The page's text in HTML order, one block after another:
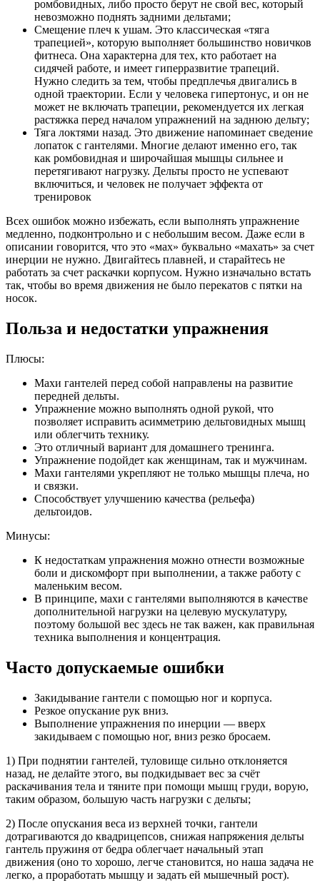
ромбовидных, либо просто берут не свой вес, который
невозможно поднять задними дельтами;
Смещение плеч к ушам. Это классическая «тяга
трапецией», которую выполняет большинство новичков
фитнеса. Она характерна для тех, кто работает на
сидячей работе, и имеет гиперразвитие трапеций.
Нужно следить за тем, чтобы предплечья двигались в
одной траектории. Если у человека гипертонус, и он не
может не включать трапеции, рекомендуется их легкая
растяжка перед началом упражнений на заднюю дельту;
Тяга локтями назад. Это движение напоминает сведение
лопаток с гантелями. Многие делают именно его, так
как ромбовидная и широчайшая мышцы сильнее и
перетягивают нагрузку. Дельты просто не успевают
включиться, и человек не получает эффекта от
тренировок
Всех ошибок можно избежать, если выполнять упражнение
медленно, подконтрольно и с небольшим весом. Даже если в
описании говорится, что это «мах» буквально «махать» за счет
инерции не нужно. Двигайтесь плавней, и старайтесь не
работать за счет раскачки корпусом. Нужно изначально встать
так, чтобы во время движения не было перекатов с пятки на
носок.
Польза и недостатки упражнения
Плюсы:
Махи гантелей перед собой направлены на развитие
передней дельты.
Упражнение можно выполнять одной рукой, что
позволяет исправить асимметрию дельтовидных мышц
или облегчить технику.
Это отличный вариант для домашнего тренинга.
Упражнение подойдет как женщинам, так и мужчинам.
Махи гантелями укрепляют не только мышцы плеча, но
и связки.
Способствует улучшению качества (рельефа)
дельтоидов.
Минусы:
К недостаткам упражнения можно отнести возможные
боли и дискомфорт при выполнении, а также работу с
маленьким весом.
В принципе, махи с гантелями выполняются в качестве
дополнительной нагрузки на целевую мускулатуру,
поэтому большой вес здесь не так важен, как правильная
техника выполнения и концентрация.
Часто допускаемые ошибки
Закидывание гантели с помощью ног и корпуса.
Резкое опускание рук вниз.
Выполнение упражнения по инерции — вверх
закидываем с помощью ног, вниз резко бросаем.
1) При поднятии гантелей, туловище сильно отклоняется
назад, не делайте этого, вы подкидывает вес за счёт
раскачивания тела и тяните при помощи мышц груди, ворую,
таким образом, большую часть нагрузки с дельты;
2) После опускания веса из верхней точки, гантели
дотрагиваются до квадрицепсов, снижая напряжения дельты
гантель пружиня от бедра облегчает начальный этап
движения (оно то хорошо, легче становится, но наша задача не
легко, а проработать мышцу и задать ей мышечный рост).